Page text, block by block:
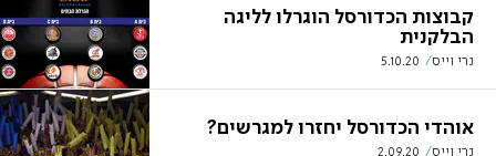
קבוצות הכדורסל הוגרלו לליגה
הבלקנית
נרי וייס 5.10.20
אוהדי הכדורסל יחזרו למגרשים?
נרי וייס 2.09.20